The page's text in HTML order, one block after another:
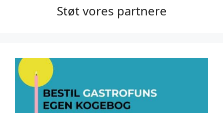
Støt vores partnere